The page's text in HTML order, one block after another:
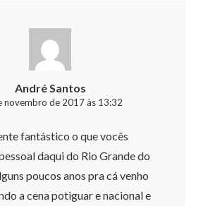
André Santos
novembro de 2017 às 13:32
fantástico o que vocês
daqui do Rio Grande do
poucos anos pra cá venho
a cena potiguar e nacional e